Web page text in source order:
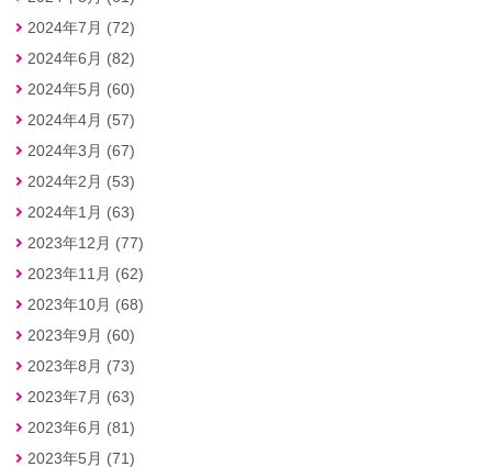
2024年7月 (72)
2024年6月 (82)
2024年5月 (60)
2024年4月 (57)
2024年3月 (67)
2024年2月 (53)
2024年1月 (63)
2023年12月 (77)
2023年11月 (62)
2023年10月 (68)
2023年9月 (60)
2023年8月 (73)
2023年7月 (63)
2023年6月 (81)
2023年5月 (71)